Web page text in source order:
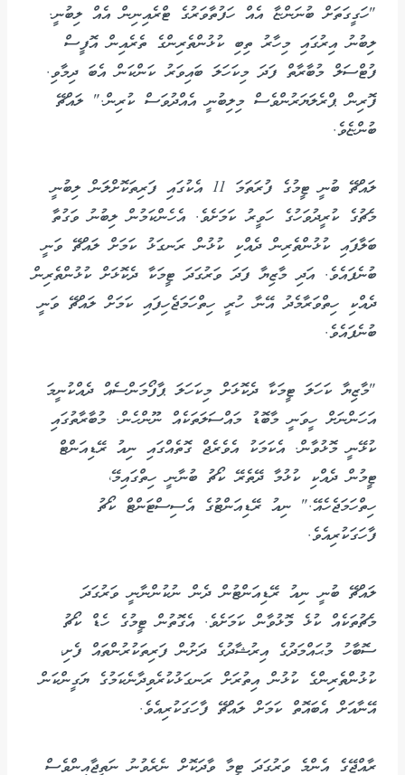
"ހަގީގަތަށް ބުނަންޏާ އެއް ހަފުތާވަރުގެ ޓްރެއިނިން އެއް ލިބުނީ.
ލިބުނު އިރުގައި މިހާރު ތިބި ކުޅުންތެރިންގެ ތެރެއިން އޮފީސް
ފުޓްސަލް މުބާރާތް ފަދަ މިކަހަލަ ބައިވަރު ކަންކަން އެބަ ދިމާވި.
ފޮރިން ޕްރެލަޔަރުންވެސް މިލިބުނީ އެއްދުވަސް ކުރިން." ލައްޗޭ
ބުންޏެވެ.
ލައްޗޭ ބުނީ ޓީމުގެ ފުރަތަމަ 11 އެކުގައި ފަރިތަކޮށްލަން ލިބުނީ
މެޗުގެ ކުރީދުވަހުގެ ހަވީރު ކަމަށެވެ. އެހެންކަމުން ލިބުނު ވަގުތާ
ބަލާފައި ކުޅުންތެރިން ދެއްކި ކުޅުން ރަނގަޅު ކަމަށް ލައްޗޭ ވަނީ
ބުނެފައެވެ. އަދި މާޒިޔާ ފަދަ ވަރުގަދަ ޓީމަކާ ދެކޮޅަށް ކުޅުންތެރިން
ދެއްކި ހިތްވަރާމެދު އޭނާ ހުރީ ހިތްހަމަޖެހިފައި ކަމަށް ލައްޗޭ ވަނީ
ބުނެފައެވެ.
"މާޒިޔާ ކަހަލަ ޓީމަކާ ދެކޮޅަށް މިކަހަލަ ޕާފޯމަންސެއް ދެއްކުނީމަ
އަހަންނަށް ހީވަނީ މާބޮޑު މައްސަލަތަކެއް ނޫންހެން. މުބާރާތުގައި
ކުޅޭނީ މޮޅުވާން. އެކަމަކު އެވެރެޖް ގޮތެއްގައި ނިއު ރޭޑިއަންޓް
ޓީމުން ދެއްކި ކުޅުމާ ދޭތެރޭ ކޯޗު ބުނާނީ ހިތްގައިމޭ،
ހިތްހަމަޖެހެއޭ." ނިއު ރޭޑިއަންޓުގެ އެސިސްޓަންޓް ކޯޗު
ފާހަގަކުރިއެވެ.
ލައްޗޭ ބުނީ ނިއު ރޭޑިއަންޓުން ދެން ނުކުންނާނީ ވަރުގަދަ
މެޗުތަކެއް ކުޅެ މޮޅުވާން ކަމަށެވެ. އެގޮތުން ޓީމުގެ ހެޑް ކޯޗު
ސޮބާހު މުޙައްމަދުގެ އިރުޝާދުގެ ދަށުން ފަރިތަކުރުންތައް ފެށި،
ކުޅުންތެރިންގެ ކުޅުން އިތުރަށް ރަނގަޅުކުރެވިދާނެކަމުގެ ޔަގީންކަން
އޭނާއަށް އެބައޮތް ކަމަށް ލައްޗޭ ފާހަގަކުރިއެވެ.
ރާއްޖޭގެ އެންމެ ވަރުގަދަ ޓީމާ ވާދަކޮށް ނެރެވުނު ނަތީޖާއިންވެސް